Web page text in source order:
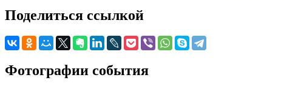
Поделиться ссылкой
Фотографии события